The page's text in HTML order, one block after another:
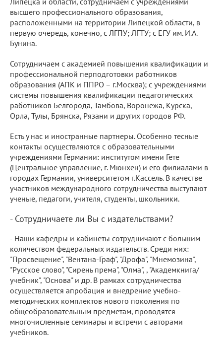
высшего профессионального образования,
расположенными на территории Липецкой области, в
первую очередь, конечно, с ЛГПУ; ЛГТУ; с ЕГУ им. И.А.
Бунина.
Сотрудничаем с академией повышения квалификации и
профессиональной перподготовки работников
образования (АПК и ППРО – г.Москва); с учреждениями
системы повышения квалификации педагогических
работников Белгорода, Тамбова, Воронежа, Курска,
Орла, Тулы, Брянска, Рязани и других городов РФ.
Есть у нас и иностранные партнеры. Особенно тесные
контакты осуществляются с образовательными
учреждениями Германии: институтом имени Гете
(Центральное управление, г. Мюнхен) и его филиалами в
городах Германии, университетом г.Кассель. В качестве
участников международного сотрудничества выступают
ученые, педагоги, учителя, студенты, школьники.
- Сотрудничаете ли Вы с издательствами?
- Наши кафедры и кабинеты сотрудничают с большим
количеством федеральных издательств. Среди них:
"Просвещение", "Вентана-Граф", "Дрофа", "Мнемозина",
"Русское слово", "Сирень према", "Олма", , "Академкнига/
учебник", "Основа" и др. В рамках сотрудничества
осуществляется апробация и внедрение учебно-
методических комплектов нового поколения по
общеобразовательным предметам, проводятся
многочисленные семинары и встречи с авторами
учебников.